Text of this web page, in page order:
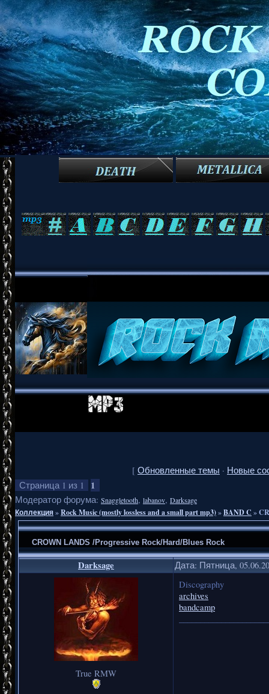
[ Обновленные темы · Новые
Страница 1 из 1 1
Модератор форума: Snaggletooth, labanov, Darksage
Коллекция»Rock Music (mostly lossless and a small part mp3)»BAND C »
CROWN LANDS /Progressive Rock/Hard/Blues Rock
Darksage Дата: Пятница,
True RMW
Discography
archives
bandcamp